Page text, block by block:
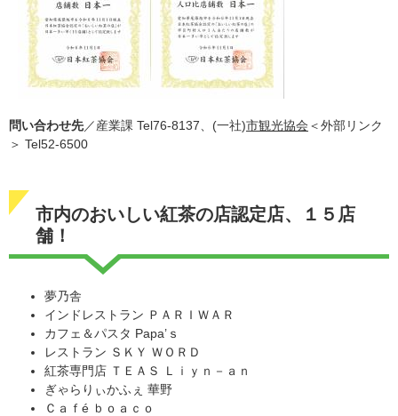
問い合わせ先／産業課 Tel76-8137、(一社)市観光協会 ＜外部リンク
＞ Tel52-6500
市内のおいしい紅茶の店認定店、１５店
舗！
夢乃舎
インドレストラン ＰＡＲＩＷＡＲ
カフェ＆パスタ Papa’ｓ
レストラン ＳＫＹ ＷＯＲＤ
紅茶専門店 ＴＥＡＳ Ｌｉｙｎ－ａｎ
ぎゃらりぃかふぇ 華野
Ｃａｆé ｂｏａｃｏ